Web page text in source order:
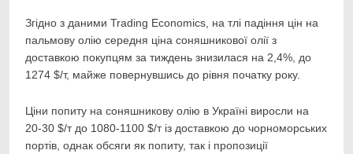
Згідно з даними Trading Economics, на тлі падіння цін на
пальмову олію середня ціна соняшникової олії з
доставкою покупцям за тиждень знизилася на 2,4%, до
1274 $/т, майже повернувшись до рівня початку року.
Ціни попиту на соняшникову олію в Україні виросли на
20-30 $/т до 1080-1100 $/т із доставкою до чорноморських
портів, однак обсяги як попиту, так і пропозиції